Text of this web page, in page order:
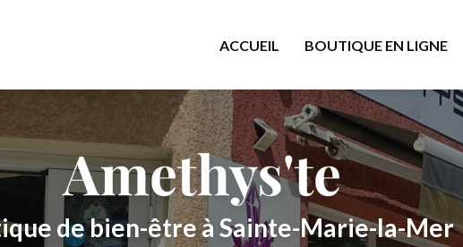
ACCUEIL BOUTIQUE EN LIGNE
de bien-être à Sainte-Marie-la-Mer